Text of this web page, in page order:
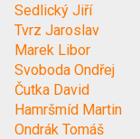
Sedlický Jiří
Tvrz Jaroslav
Marek Libor
Svoboda Ondřej
Čutka David
Hamršmíd Martin
Ondrák Tomáš